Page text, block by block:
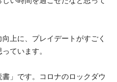
上に、プレイデートがすごく
ています。
」です。コロナのロックダウ